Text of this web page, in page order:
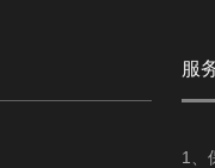
服
1、